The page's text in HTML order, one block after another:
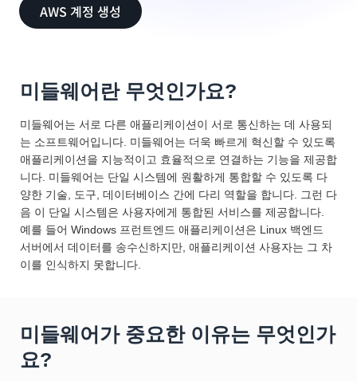
AWS 계정 생성
미들웨어란 무엇인가요?
미들웨어는 서로 다른 애플리케이션이 서로 통신하는 데 사용되
는 소프트웨어입니다. 미들웨어는 더욱 빠르게 혁신할 수 있도록
애플리케이션을 지능적이고 효율적으로 연결하는 기능을 제공합
니다. 미들웨어는 단일 시스템에 원활하게 통합할 수 있도록 다
양한 기술, 도구, 데이터베이스 간에 다리 역할을 합니다. 그런 다
음 이 단일 시스템은 사용자에게 통합된 서비스를 제공합니다.
예를 들어 Windows 프런트엔드 애플리케이션은 Linux 백엔드
서버에서 데이터를 송수신하지만, 애플리케이션 사용자는 그 차
이를 인식하지 못합니다.
미들웨어가 중요한 이유는 무엇인가
요?